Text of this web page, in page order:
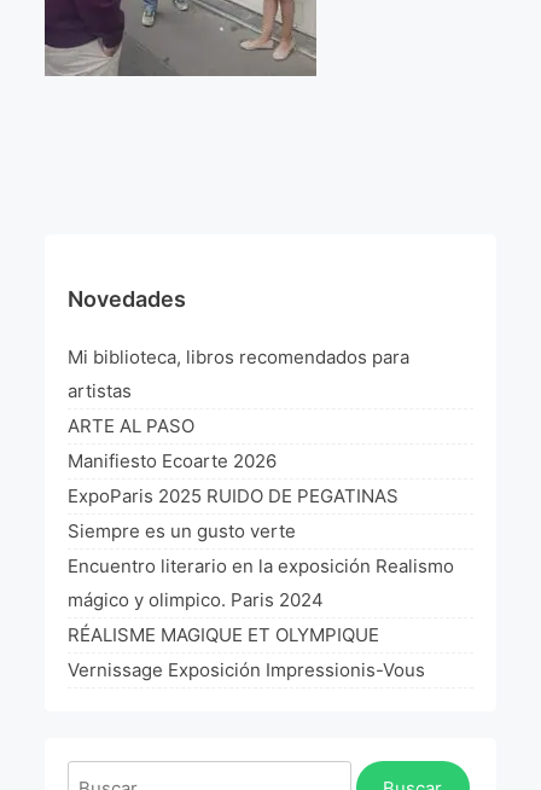
Bruit de gommettes Paris 2025
L’art Colombien à Paris 2019
L’art Latino-américain à Paris 2019
Reflecting Source. NY 2019
«Sincronías con sentido» Bogotá Colombia 2019
«Huellas trashumantes» New York 2018
Commissaire D’exposition
Manifiesto Ecoarte
Novedades
Mi biblioteca, libros recomendados para
artistas
ARTE AL PASO
Manifiesto Ecoarte 2026
ExpoParis 2025 RUIDO DE PEGATINAS
Siempre es un gusto verte
Encuentro literario en la exposición Realismo
mágico y olimpico. Paris 2024
RÉALISME MAGIQUE ET OLYMPIQUE
Vernissage Exposición Impressionis-Vous
Buscar: